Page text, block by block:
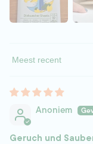
Sort by
Anoniem
Geruch und